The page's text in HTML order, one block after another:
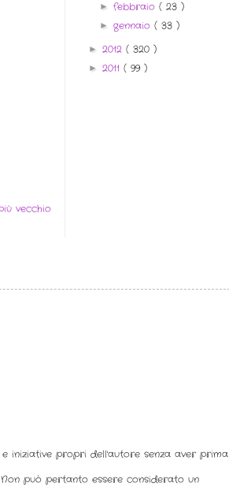
vecchio
► febbraio ( 23 )
► gennaio ( 33 )
► 2012 ( 320 )
► 2011 ( 99 )
iniziative propri dell'autore senza aver prima
può pertanto essere considerato un